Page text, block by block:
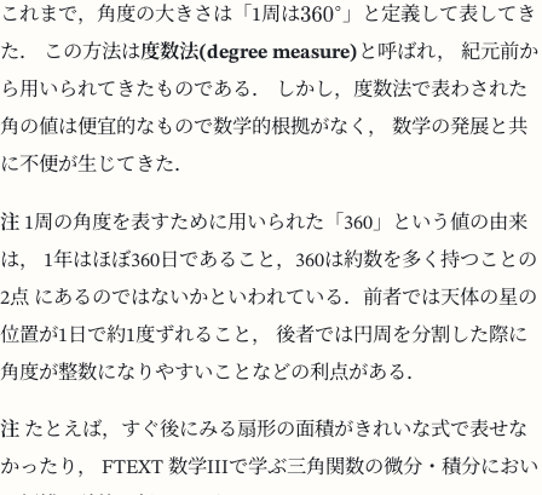
これまで，角度の大きさは「1周は
」と定義して表してき
た． この方法は度数法(degree measure) と呼ばれ， 紀元前か
ら用いられてきたものである． しかし，度数法で表わされた
角の値は便宜的なもので数学的根拠がなく， 数学の発展と共
に不便が生じてきた．
注 1周の角度を表すために用いられた「360」という値の由来
は， 1年はほぼ360日であること，360は約数を多く持つことの
2点 にあるのではないかといわれている．前者では天体の星の
位置が1日で約1度ずれること， 後者では円周を分割した際に
角度が整数になりやすいことなどの利点がある．
注 たとえば，すぐ後にみる扇形の面積がきれいな式で表せな
かったり， FTEXT 数学IIIで学ぶ三角関数の微分・積分におい